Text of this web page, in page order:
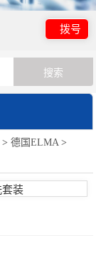
拨号
>德国ELMA>